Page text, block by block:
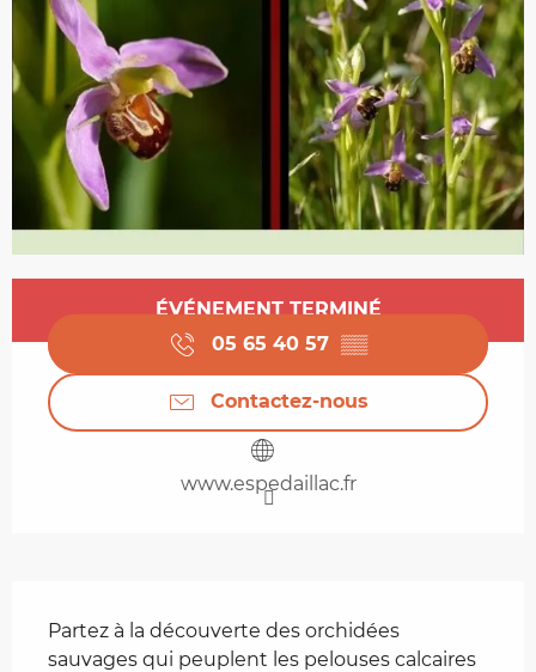
Ouverture et coordonnées
ÉVÉNEMENT TERMINÉ
05 65 40 57 ▒▒
Contactez-nous
www.espedaillac.fr
Partez à la découverte des orchidées
sauvages qui peuplent les pelouses calcaires